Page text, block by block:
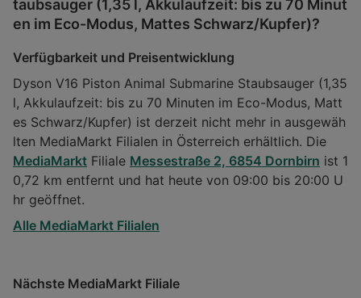
taubsauger (1,35 l, Akkulaufzeit: bis zu 70 Minut
en im Eco-Modus, Mattes Schwarz/Kupfer)?
Verfügbarkeit und Preisentwicklung
Dyson V16 Piston Animal Submarine Staubsauger (1,35
l, Akkulaufzeit: bis zu 70 Minuten im Eco-Modus, Matt
es Schwarz/Kupfer) ist derzeit nicht mehr in ausgewäh
lten MediaMarkt Filialen in Österreich erhältlich. Die
MediaMarkt Filiale Messestraße 2, 6854 Dornbirn ist 1
0,72 km entfernt und hat heute von 09:00 bis 20:00 U
hr geöffnet.
Alle MediaMarkt Filialen
Nächste MediaMarkt Filiale